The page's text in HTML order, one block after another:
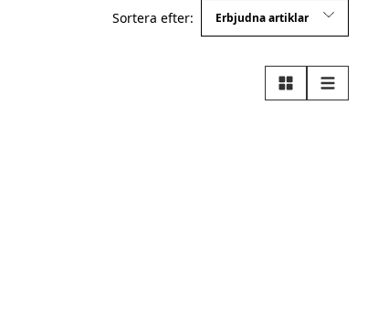
Sortera efter:
RutnätLista